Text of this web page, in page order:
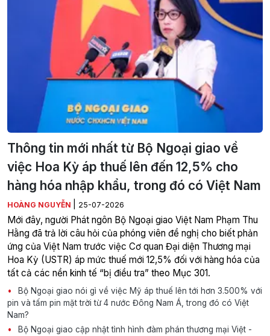
Thông tin mới nhất từ Bộ Ngoại giao về
việc Hoa Kỳ áp thuế lên đến 12,5% cho
hàng hóa nhập khẩu, trong đó có Việt Nam
HOÀNG NGUYỄN 25-07-2026
Mới đây, người Phát ngôn Bộ Ngoại giao Việt Nam Phạm Thu
Hằng đã trả lời câu hỏi của phóng viên đề nghị cho biết phản
ứng của Việt Nam trước việc Cơ quan Đại diện Thương mại
Hoa Kỳ (USTR) áp mức thuế mới 12,5% đối với hàng hóa của
tất cả các nền kinh tế “bị điều tra” theo Mục 301.
Bộ Ngoại giao nói gì về việc Mỹ áp thuế lên tới hơn 3.500% với
pin và tấm pin mặt trời từ 4 nước Đông Nam Á, trong đó có Việt
Nam?
Bộ Ngoại giao cập nhật tình hình đàm phán thương mại Việt -